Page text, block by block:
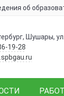
об
Шушары,
19-28